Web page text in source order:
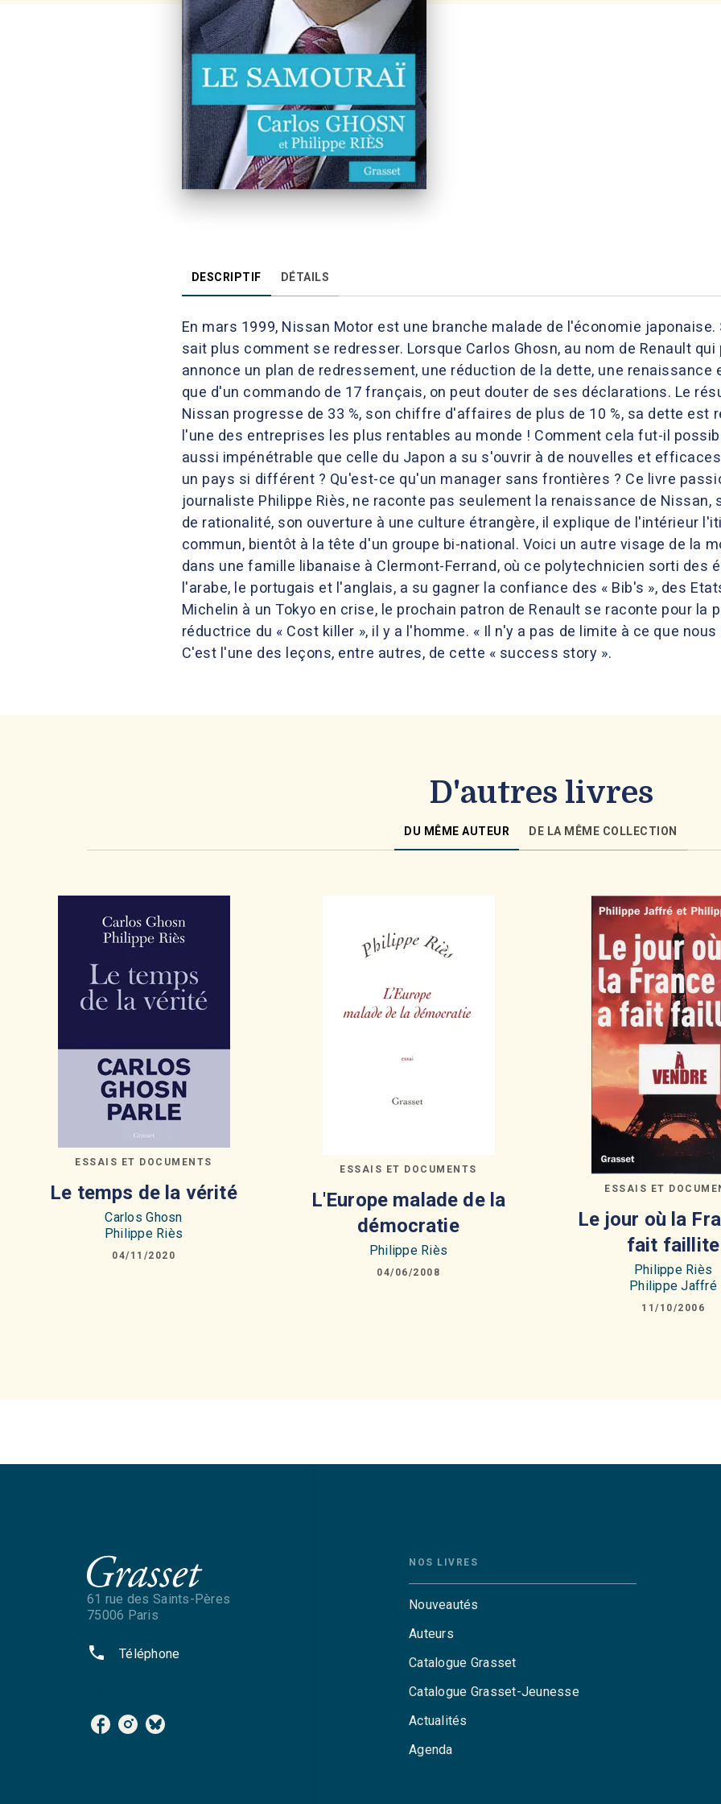
DESCRIPTIF DÉTAILS
En mars 1999, Nissan Motor est une branche malade de l'économie
sait plus comment se redresser. Lorsque Carlos Ghosn, au nom de Renault qui
annonce un plan de redressement, une réduction de la dette, une renaissance
que d'un commando de 17 français, on peut douter de ses déclarations. Le
Nissan progresse de 33 %, son chiffre d'affaires de plus de 10 %, sa dette est
l'une des entreprises les plus rentables au monde ! Comment cela fut-il
aussi impénétrable que celle du Japon a su s'ouvrir à de nouvelles et
un pays si différent ? Qu'est-ce qu'un manager sans frontières ? Ce livre
journaliste Philippe Riès, ne raconte pas seulement la renaissance de
de rationalité, son ouverture à une culture étrangère, il explique de l'intérieur
commun, bientôt à la tête d'un groupe bi-national. Voici un autre visage de la
dans une famille libanaise à Clermont-Ferrand, où ce polytechnicien sorti des
l'arabe, le portugais et l'anglais, a su gagner la confiance des « Bib's », des
Michelin à un Tokyo en crise, le prochain patron de Renault se raconte pour la
réductrice du « Cost killer », il y a l'homme. « Il n'y a pas de limite à ce que
C'est l'une des leçons, entre autres, de cette « success story ».
D'autres livres
DU MÊME AUTEUR DE LA MÊME COLLECTION
ESSAIS ET DOCUMENTS
Le temps de la vérité
Carlos Ghosn
Philippe Riès
04/11/2020
ESSAIS ET DOCUMENTS
L'Europe malade de la
démocratie
Philippe Riès
04/06/2008
ESSAIS ET
Le jour où la
fait faillite
Philippe Riès
Philippe Jaffré
11/10/2006
61 rue des Saints-Pères
75006 Paris
phone Téléphone
NOS LIVRES
Nouveautés
Auteurs
Catalogue Grasset
Catalogue Grasset-Jeunesse
Actualités
Agenda